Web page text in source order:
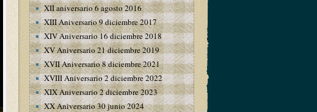
XII aniversario 6 agosto 2016
XIII Aniversario 9 diciembre 2017
XIV Aniversario 16 diciembre 2018
XV Aniversario 21 diciembre 2019
XVII Aniversario 8 diciembre 2021
XVIII Aniversario 2 diciembre 2022
XIX Aniversario 2 diciembre 2023
XX Aniversario 30 junio 2024